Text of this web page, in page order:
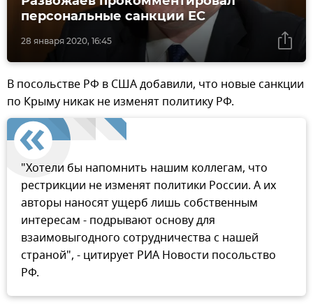
28 января 2020, 16:45
персональные санкции ЕС
В посольстве РФ в США добавили, что новые санкции
по Крыму никак не изменят политику РФ.
"Хотели бы напомнить нашим коллегам, что
рестрикции не изменят политики России. А их
авторы наносят ущерб лишь собственным
интересам - подрывают основу для
взаимовыгодного сотрудничества с нашей
страной", - цитирует РИА Новости посольство
РФ.